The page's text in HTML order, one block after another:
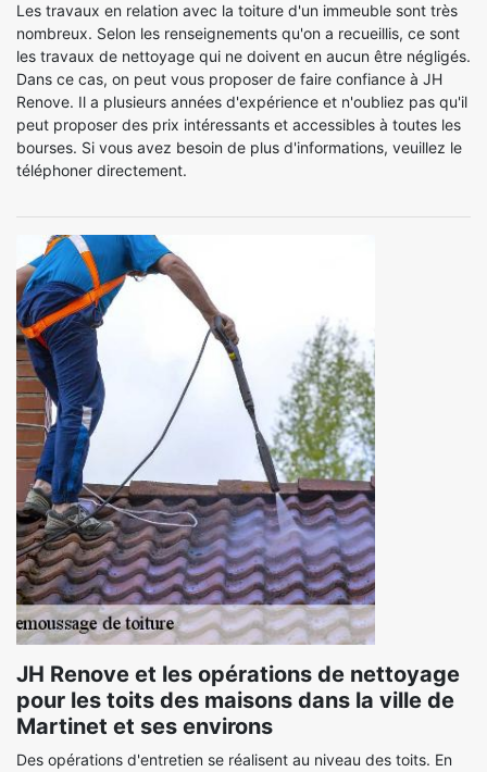
Les travaux en relation avec la toiture d'un immeuble sont très
nombreux. Selon les renseignements qu'on a recueillis, ce sont
les travaux de nettoyage qui ne doivent en aucun être négligés.
Dans ce cas, on peut vous proposer de faire confiance à JH
Renove. Il a plusieurs années d'expérience et n'oubliez pas qu'il
peut proposer des prix intéressants et accessibles à toutes les
bourses. Si vous avez besoin de plus d'informations, veuillez le
téléphoner directement.
JH Renove et les opérations de nettoyage
pour les toits des maisons dans la ville de
Martinet et ses environs
Des opérations d'entretien se réalisent au niveau des toits. En